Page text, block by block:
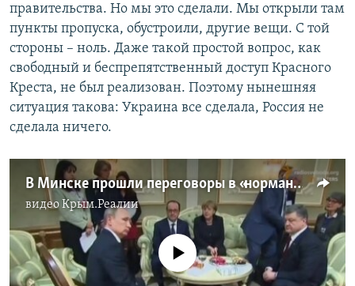
правительства. Но мы это сделали. Мы открыли там
пункты пропуска, обустроили, другие вещи. С той
стороны – ноль. Даже такой простой вопрос, как
свободный и беспрепятственный доступ Красного
Креста, не был реализован. Поэтому нынешняя
ситуация такова: Украина все сделала, Россия не
сделала ничего.
В Минске прошли переговоры в «нормандском формате»
видеоКрым.Реалии
No media source currently available